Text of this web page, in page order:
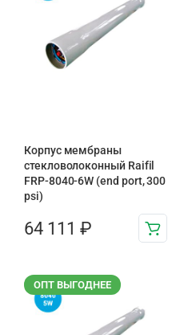
Корпус мембраны
стекловолоконный Raifil
FRP-8040-6W (end port, 300
psi)
64 111 ₽
ОПТ ВЫГОДНЕЕ